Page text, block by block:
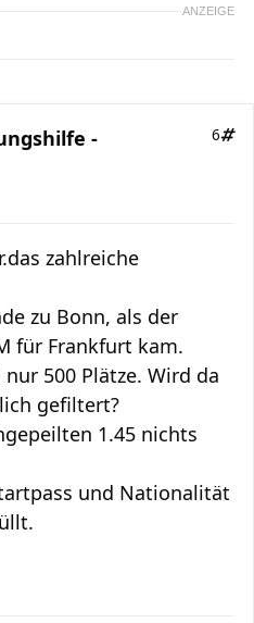
ANZEIGE
-
6
zahlreiche
zu Bonn, als der
für Frankfurt kam.
500 Plätze. Wird da
gefiltert?
1.45 nichts
und Nationalität